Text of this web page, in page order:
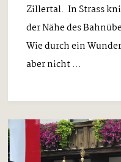
Zillertal. In Strass
der Nähe des
Wie durch ein
aber nicht ...